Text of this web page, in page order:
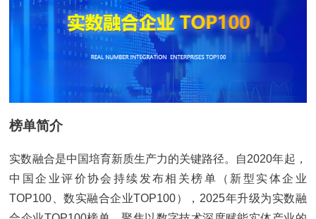
榜单简介
实数融合是中国培育新质生产力的关键路径。自2020年起，
中国企业评价协会持续发布相关榜单（新型实体企业
TOP100、数实融合企业TOP100），2025年升级为实数融